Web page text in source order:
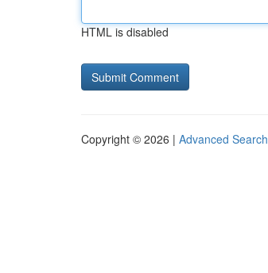
HTML is disabled
Copyright © 2026 | Advanced Search